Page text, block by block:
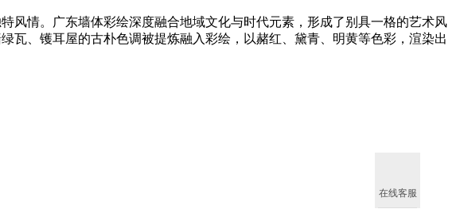
风情。广东墙体彩绘深度融合地域文化与时代元素，形成了别具一格的艺术风
瓦、镬耳屋的古朴色调被提炼融入彩绘，以赭红、黛青、明黄等色彩，渲染出
在线客服